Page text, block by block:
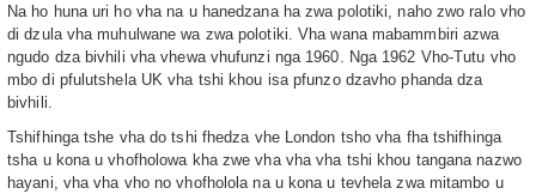
Na ho huna uri ho vha na u hanedzana ha zwa polotiki, naho zwo ralo vho
di dzula vha muhulwane wa zwa polotiki. Vha wana mabammbiri azwa
ngudo dza bivhili vha vhewa vhufunzi nga 1960. Nga 1962 Vho-Tutu vho
mbo di pfulutshela UK vha tshi khou isa pfunzo dzavho phanda dza
bivhili.
Tshifhinga tshe vha do tshi fhedza vhe London tsho vha fha tshifhinga
tsha u kona u vhofholowa kha zwe vha vha vha tshi khou tangana nazwo
hayani, vha vha vho no vhofholola na u kona u tevhela zwa mitambo u